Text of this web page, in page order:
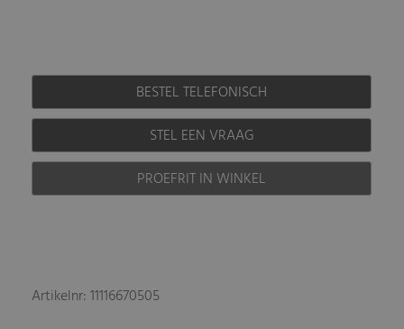
BESTEL TELEFONISCH
STEL EEN VRAAG
PROEFRIT IN WINKEL
Artikelnr: 11116670505